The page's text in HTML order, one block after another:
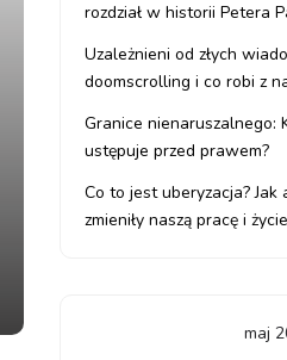
rozdział w historii Petera
Uzależnieni od złych
doomscrolling i co robi z
Granice nienaruszalnego:
ustępuje przed prawem?
Co to jest uberyzacja?
zmieniły naszą pracę i życie
maj